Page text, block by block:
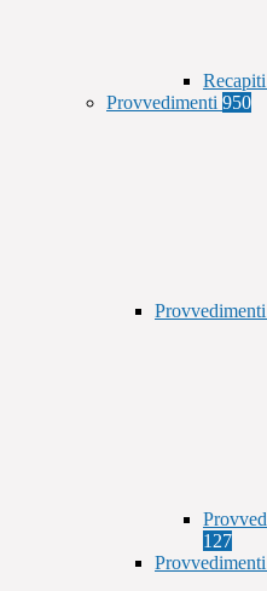
Provvedimenti 950
127